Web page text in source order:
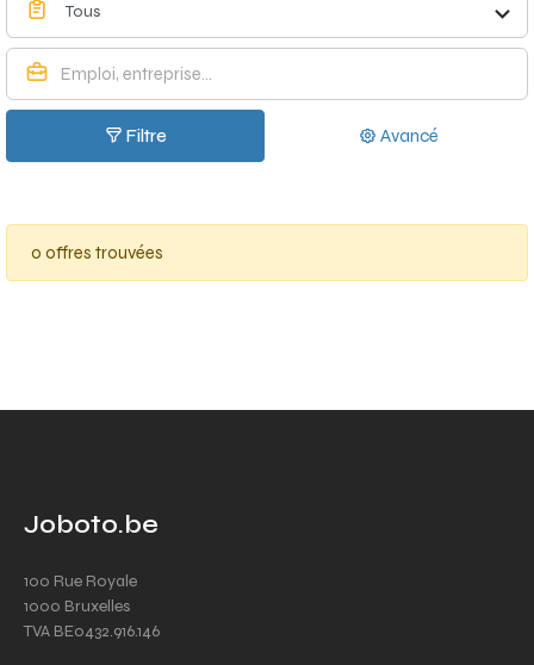
Tous
Filtre Avancé
0 offres trouvées
Joboto.be
100 Rue Royale
1000 Bruxelles
TVA BE0432.916.146